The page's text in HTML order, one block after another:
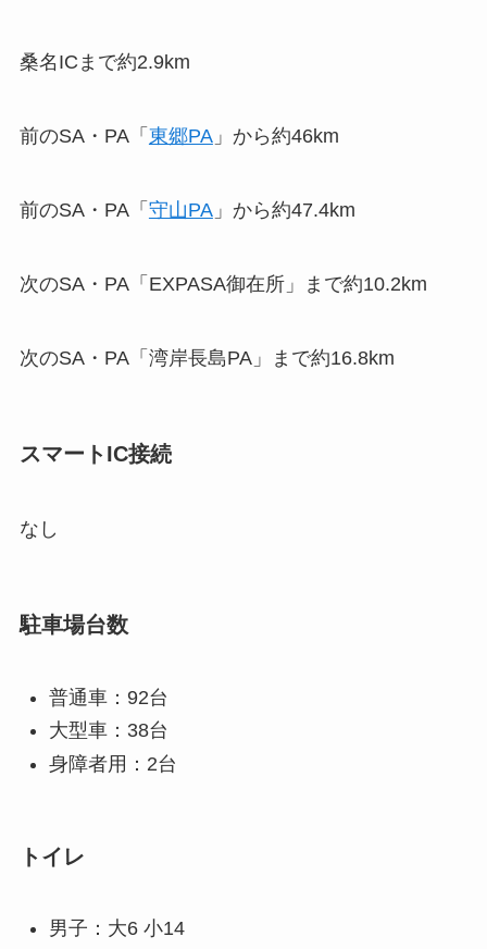
桑名ICまで約2.9km
前のSA・PA「 東郷PA」から約46km
前のSA・PA「 守山PA」から約47.4km
次のSA・PA「EXPASA御在所」まで約10.2km
次のSA・PA「湾岸長島PA」まで約16.8km
スマートIC接続
なし
駐車場台数
普通車：92台
大型車：38台
身障者用：2台
トイレ
男子：大6 小14